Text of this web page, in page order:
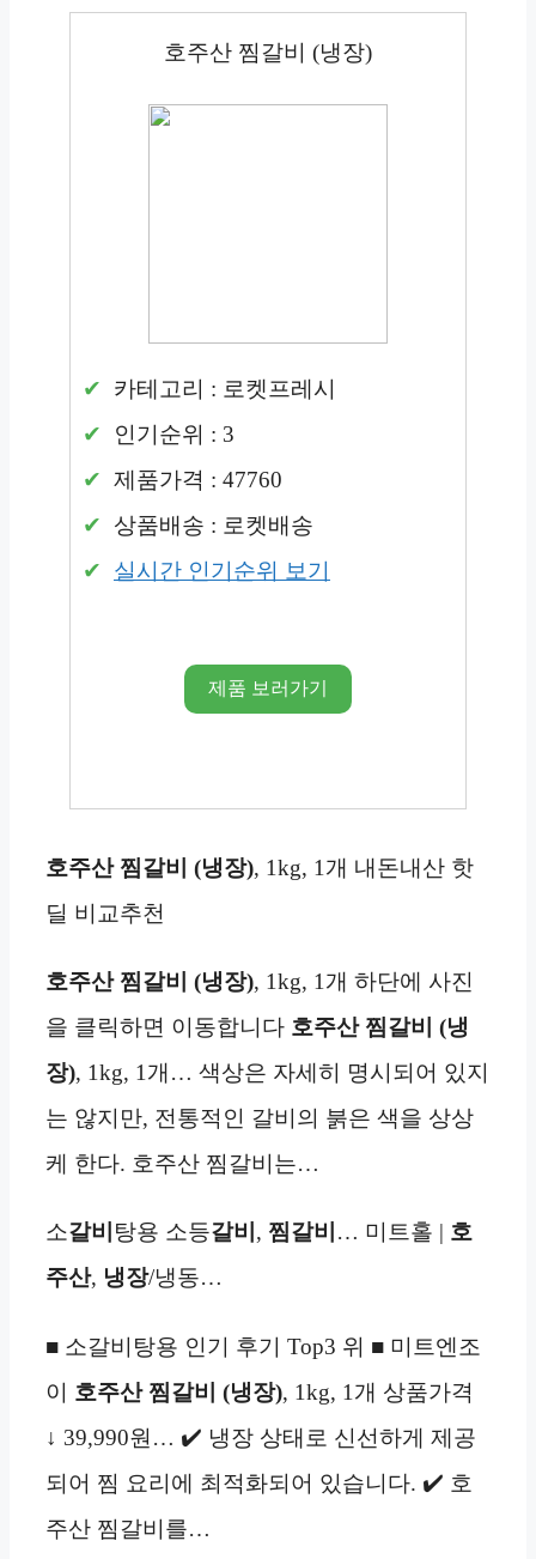
호주산 찜갈비 (냉장)
카테고리 : 로켓프레시
인기순위 : 3
제품가격 : 47760
상품배송 : 로켓배송
실시간 인기순위 보기
제품 보러가기
호주산 찜갈비 (냉장), 1kg, 1개 내돈내산 핫
딜 비교추천
호주산 찜갈비 (냉장), 1kg, 1개 하단에 사진
을 클릭하면 이동합니다 호주산 찜갈비 (냉
장), 1kg, 1개… 색상은 자세히 명시되어 있지
는 않지만, 전통적인 갈비의 붉은 색을 상상
케 한다. 호주산 찜갈비는…
소갈비 탕용 소등갈비 , 찜갈비 … 미트홀 | 호
주산, 냉장/냉동…
■ 소갈비탕용 인기 후기 Top3 위 ■ 미트엔조
이 호주산 찜갈비 (냉장), 1kg, 1개 상품가격
↓ 39,990원… ✔️ 냉장 상태로 신선하게 제공
되어 찜 요리에 최적화되어 있습니다. ✔️ 호
주산 찜갈비를…